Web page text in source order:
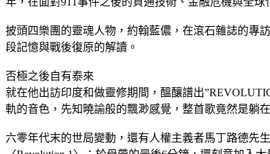
披頭四樂團的靈魂人物，約翰藍儂，在滾石雜誌的專
段記憶與戰後復原的解讀。
否極之後自有泰來
就在他出訪印度和做靈修期間，醞釀譜出
軌的音色，先知曉諭般的飄渺感覺，整首歌竟然是躺
六零年代末的世局變動，還有人權主義者馬丁路德先